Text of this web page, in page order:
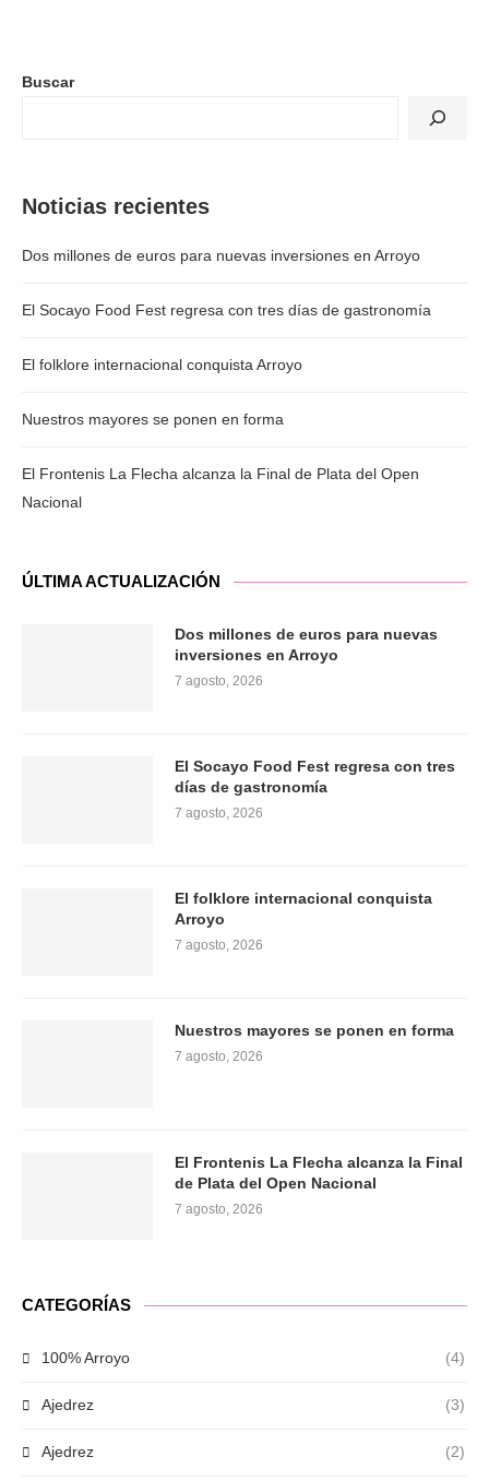
Buscar
Noticias recientes
Dos millones de euros para nuevas inversiones en Arroyo
El Socayo Food Fest regresa con tres días de gastronomía
El folklore internacional conquista Arroyo
Nuestros mayores se ponen en forma
El Frontenis La Flecha alcanza la Final de Plata del Open
Nacional
ÚLTIMA ACTUALIZACIÓN
Dos millones de euros para nuevas
inversiones en Arroyo
7 agosto, 2026
El Socayo Food Fest regresa con tres
días de gastronomía
7 agosto, 2026
El folklore internacional conquista
Arroyo
7 agosto, 2026
Nuestros mayores se ponen en forma
7 agosto, 2026
El Frontenis La Flecha alcanza la Final
de Plata del Open Nacional
7 agosto, 2026
CATEGORÍAS
100% Arroyo (4)
Ajedrez (3)
Ajedrez (2)